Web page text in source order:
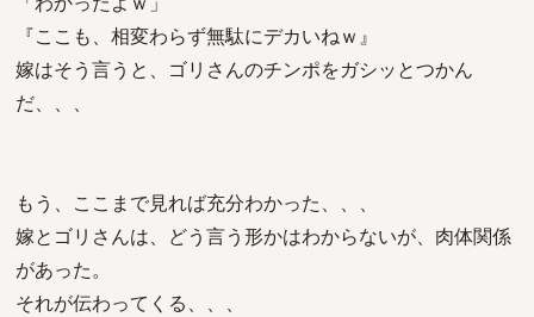
『ここも、相変わらず無駄にデカいねｗ』
嫁はそう言うと、ゴリさんのチンポをガシッとつかん
だ、、、
もう、ここまで見れば充分わかった、、、
嫁とゴリさんは、どう言う形かはわからないが、肉体関係
があった。
それが伝わってくる、、、